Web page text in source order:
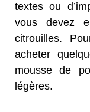
textes ou
vous devez
citrouilles.
acheter
mousse de
légères.